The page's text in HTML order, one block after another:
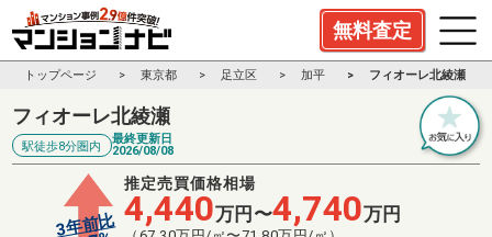
無料査定
トップページ 東京都 足立区 加平 フィオーレ北綾瀬
フィオーレ北綾瀬
駅徒歩8分圏内
最終更新日
2026/08/08
3年前比
推定売買価格相場
4,440万円〜4,740万円